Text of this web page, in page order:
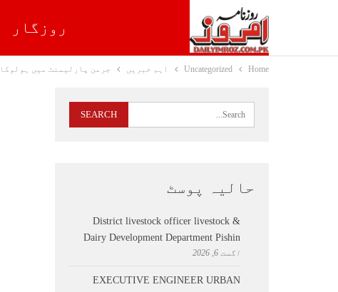
روزگار
Home
Uncategorized اہم خبریں جرمن پارلیمنٹ میں
حالیہ پوسٹ
District livestock officer livestock &
Dairy Development Department Pishin
اگست 6, 2026
EXECUTIVE ENGINEER URBAN